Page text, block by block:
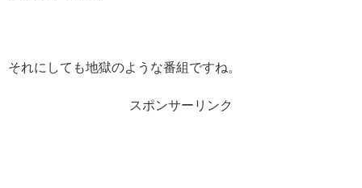
それにしても地獄のような番組ですね。
スポンサーリンク